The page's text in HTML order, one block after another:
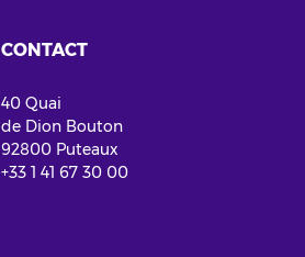
CONTACT
40 Quai
de Dion Bouton
92800 Puteaux
+33 1 41 67 30 00